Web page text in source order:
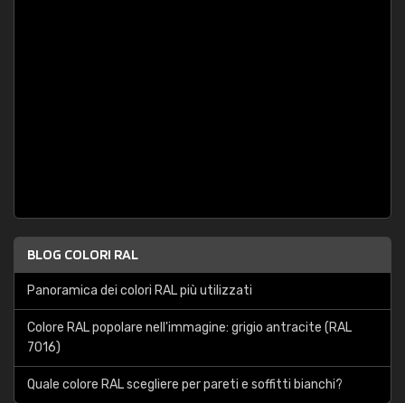
BLOG COLORI RAL
Panoramica dei colori RAL più utilizzati
Colore RAL popolare nell'immagine: grigio antracite (RAL
7016)
Quale colore RAL scegliere per pareti e soffitti bianchi?